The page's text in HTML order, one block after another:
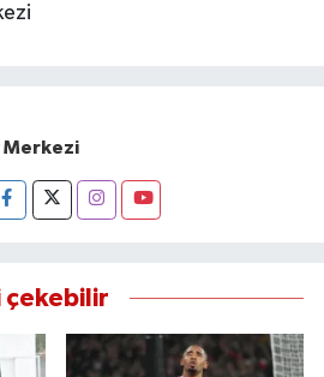
Merkezi
çekebilir